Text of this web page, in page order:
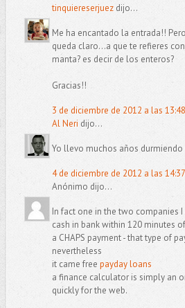
tinquiereserjuezdijo...
Me ha encantado la entrada!!
queda claro...a que te refieres
manta? es decir de los enteros?
Gracias!!
3 de diciembre de 2012 a las 13:48
Al Neri dijo...
Yo llevo muchos años durmiendo
4 de diciembre de 2012 a las 14:37
Anónimo dijo...
In fact one in the two companies
cash in bank within 120 minutes
a CHAPS payment - that type of
nevertheless
it came free payday loans
a finance calculator is simply an
quickly for the web.